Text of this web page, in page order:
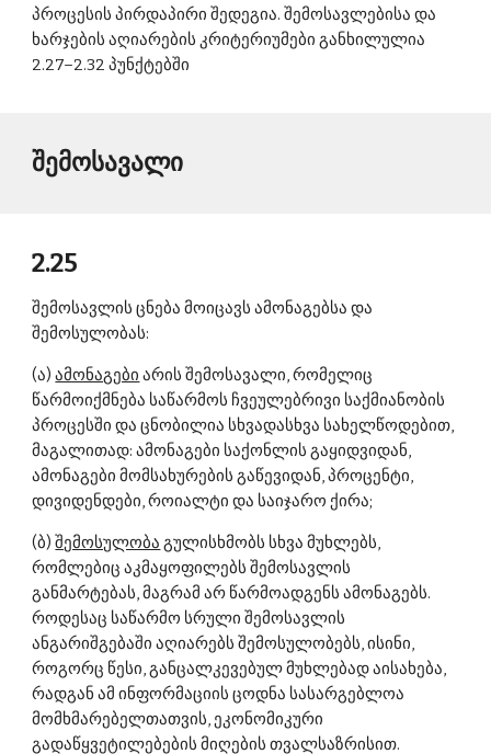
პროცესის პირდაპირი შედეგია. შემოსავლებისა და
ხარჯების აღიარების კრიტერიუმები განხილულია
2.27–2.32 პუნქტებში
შემოსავალი
2.25
შემოსავლის ცნება მოიცავს ამონაგებსა და
შემოსულობას:
(ა) ამონაგები არის შემოსავალი, რომელიც
წარმოიქმნება საწარმოს ჩვეულებრივი საქმიანობის
პროცესში და ცნობილია სხვადასხვა სახელწოდებით,
მაგალითად: ამონაგები საქონლის გაყიდვიდან,
ამონაგები მომსახურების გაწევიდან, პროცენტი,
დივიდენდები, როიალტი და საიჯარო ქირა;
(ბ) შემოსულობა გულისხმობს სხვა მუხლებს,
რომლებიც აკმაყოფილებს შემოსავლის
განმარტებას, მაგრამ არ წარმოადგენს ამონაგებს.
როდესაც საწარმო სრული შემოსავლის
ანგარიშგებაში აღიარებს შემოსულობებს, ისინი,
როგორც წესი, განცალკევებულ მუხლებად აისახება,
რადგან ამ ინფორმაციის ცოდნა სასარგებლოა
მომხმარებელთათვის, ეკონომიკური
გადაწყვეტილებების მიღების თვალსაზრისით.